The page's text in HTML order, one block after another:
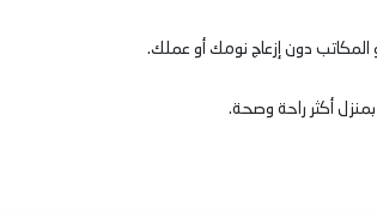
بمنزل أكثر راحة وصحة.